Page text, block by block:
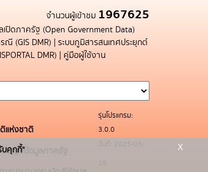
จำนวนผู้เข้าชม 1967625
ปิดภาครัฐ (Open Government Data)
ณี (GIS DMR) | ระบบภูมิสารสนเทศประยุกต์
DMR) | คู่มือผู้ใช้งาน
แห่งชาติ
บัญชีข้อมูลภาครัฐ
รุ่นโปรแกรม:
3.0.0
วันที่: 2025-05-
19
บคุกกี้"
x